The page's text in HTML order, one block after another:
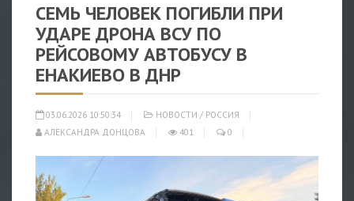
СЕМЬ ЧЕЛОВЕК ПОГИБЛИ ПРИ
УДАРЕ ДРОНА ВСУ ПО
РЕЙСОВОМУ АВТОБУСУ В
ЕНАКИЕВО В ДНР
03.06.2026 10:50:34 НОВОСТИ / РОССИЯ
АЛЕКСАНДРА ДОНЦОВА
401 0